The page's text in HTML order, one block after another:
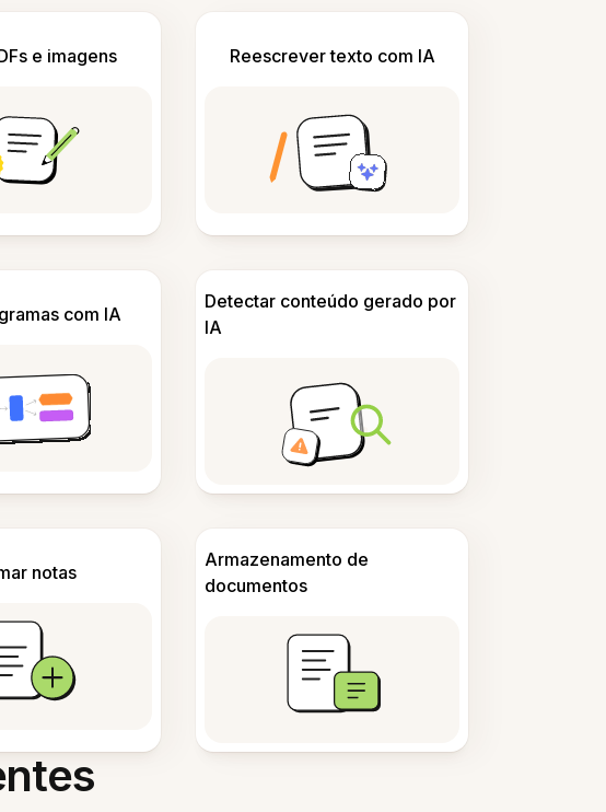
e imagens Reescrever texto com IA
com IA
Detectar conteúdo gerado por
IA
notas
Armazenamento de
documentos